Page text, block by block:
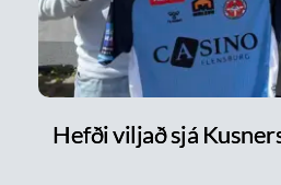
Hefði viljað sjá